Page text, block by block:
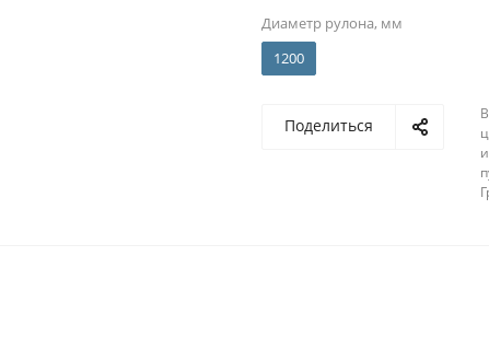
Диаметр рулона, мм
1200
Поделиться